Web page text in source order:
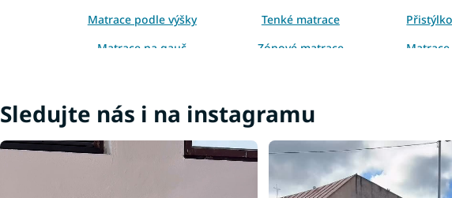
Matrace podle výšky
Tenké matrace
Matrace na gauč
Zónové matrace
Sledujte nás i na instagramu